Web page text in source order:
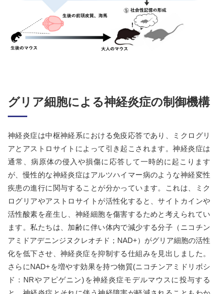
グリア細胞による神経炎症の制御機構
神経炎症は中枢神経系における免疫応答であり、ミクログリ
アとアストロサイトによって引き起こされます。神経炎症は
通常、病原体の侵入や損傷に応答して一時的に起こります
が、慢性的な神経炎症はアルツハイマー病のような神経変性
疾患の進行に関与することが分かっています。これは、ミク
ログリアやアストロサイトが活性化すると、サイトカインや
活性酸素を産生し、神経細胞を傷害するためと考えられてい
ます。私たちは、加齢に伴い体内で減少する分子（ニコチン
アミドアデニンジヌクレオチド；NAD+）がグリア細胞の活性
化を低下させ、神経炎症を抑制する仕組みを見出しました。
さらにNAD+を増やす効果を持つ物質(ニコチンアミドリボシ
ド：NRやアピゲニン)を神経炎症モデルマウスに投与する